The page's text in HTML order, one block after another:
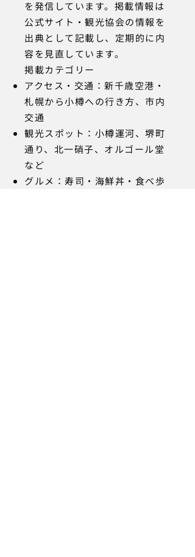
を発信しています。掲載情報は
公式サイト・観光協会の情報を
出典として記載し、定期的に内
容を見直しています。
掲載カテゴリー
アクセス・交通：新千歳空港・
札幌から小樽への行き方、市内
交通
観光スポット：小樽運河、堺町
通り、北一硝子、オルゴール堂
など
グルメ：寿司・海鮮丼・食べ歩